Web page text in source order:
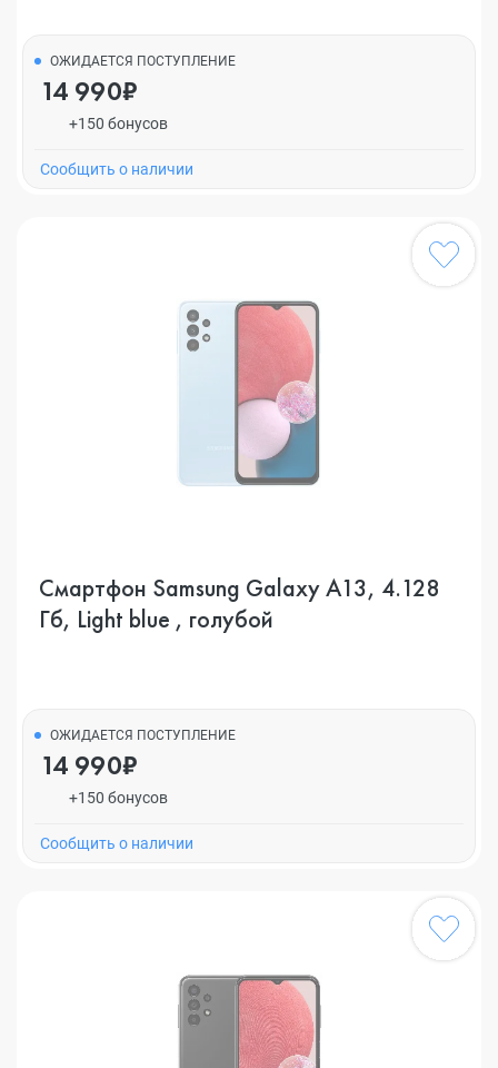
ОЖИДАЕТСЯ ПОСТУПЛЕНИЕ
14 990₽
+150 бонусов
Cообщить о наличии
Смартфон Samsung Galaxy A13, 4.128
Гб, Light blue , голубой
ОЖИДАЕТСЯ ПОСТУПЛЕНИЕ
14 990₽
+150 бонусов
Cообщить о наличии